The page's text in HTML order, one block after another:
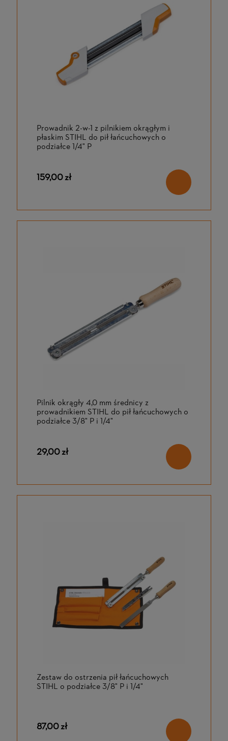
Prowadnik 2-w-1 z pilnikiem okrągłym i
płaskim STIHL do pił łańcuchowych o
podziałce 1/4" P
159,00 zł
Pilnik okrągły 4,0 mm średnicy z
prowadnikiem STIHL do pił łańcuchowych o
podziałce 3/8" P i 1/4"
29,00 zł
Zestaw do ostrzenia pił łańcuchowych
STIHL o podziałce 3/8" P i 1/4"
87,00 zł